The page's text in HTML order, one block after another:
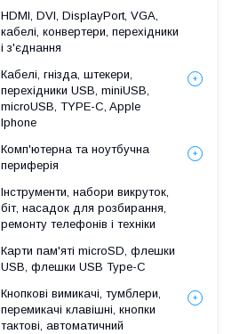
HDMI, DVI, DisplayPort, VGA,
кабелі, конвертери, перехідники
і з'єднання
Кабелі, гнізда, штекери,
перехідники USB, miniUSB,
microUSB, TYPE-C, Apple
Iphone
Комп'ютерна та ноутбучна
периферія
Інструменти, набори викруток,
біт, насадок для розбирання,
ремонту телефонів і техніки
Карти пам'яті microSD, флешки
USB, флешки USB Type-C
Кнопкові вимикачі, тумблери,
перемикачі клавішні, кнопки
тактові, автоматичний